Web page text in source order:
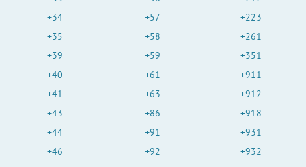
+34
+35
+39
+40
+41
+43
+44
+46
+57
+58
+59
+61
+63
+86
+91
+92
+223
+261
+351
+911
+912
+918
+931
+932